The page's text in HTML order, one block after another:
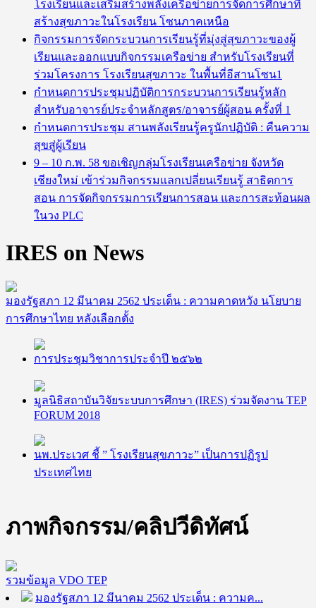
โรงเรียนและเสริมสร้างพลังเครือข่ายการจัดการศึกษาที่
สร้างสุขภาวะในโรงเรียน โซนภาคเหนือ
กิจกรรมการจัดกระบวนการเรียนรู้ที่มุ่งสู่สุขภาวะของผู้
เรียนและออกแบบกิจกรรมเครือข่าย สำหรับโรงเรียนที่
ร่วมโครงการ โรงเรียนสุขภาวะ ในพื้นที่อีสานโซน1
กำหนดการประชุมปฏิบัติการกระบวนการเรียนรู้หลัก
สำหรับอาจารย์ประจำหลักสูตร/อาจารย์ผู้สอน ครั้งที่ 1
กําหนดการประชุม สานพลังเรียนรู้ครูนักปฏิบัติ : คืนความ
สุขสู่ผู้เรียน
9 – 10 ก.พ. 58 ขอเชิญกลุ่มโรงเรียนเครือข่าย จังหวัด
เชียงใหม่ เข้าร่วมกิจกรรมแลกเปลี่ยนเรียนรู้ สาธิตการ
สอน การจัดกิจกรรมการเรียนการสอน และการสะท้อนผล
ในวง PLC
IRES on News
มองรัฐสภา 12 มีนาคม 2562 ประเด็น : ความคาดหวัง นโยบาย
การศึกษาไทย หลังเลือกตั้ง
การประชุมวิชาการประจำปี ๒๕๖๒
มูลนิธิ​สถาบัน​วิจัย​ระบบ​การศึกษา​ (IRES)​ ร่วมจัดงาน TEP
FORUM 2018
นพ.ประเวศ ชี้ ” โรงเรียนสุขภาวะ” เป็นการปฏิรูป
ประเทศไทย
ภาพกิจกรรม/คลิปวีดิทัศน์
รวมข้อมูล VDO TEP
มองรัฐสภา 12 มีนาคม 2562 ประเด็น : ความค...